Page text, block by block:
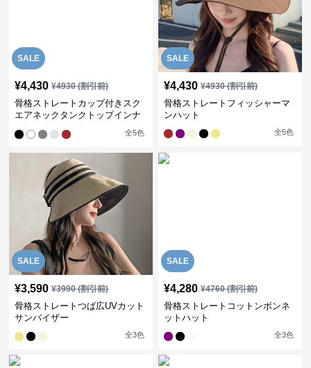
SALE
¥4,430 ¥4930(割引前)
骨格ストレートカップ付きスク
エアネックタンクトップインナ
全5色
SALE
¥4,430 ¥4930(割引前)
骨格ストレートフィッシャーマ
ンハット
全5色
SALE
¥3,590 ¥3990(割引前)
骨格ストレートつば広UVカット
サンバイザー
全3色
SALE
¥4,280 ¥4760(割引前)
骨格ストレートコットンボンネ
ットハット
全3色